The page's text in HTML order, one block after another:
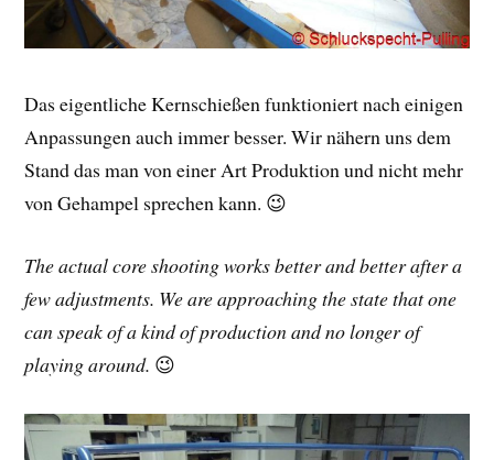
Das eigentliche Kernschießen funktioniert nach einigen
Anpassungen auch immer besser. Wir nähern uns dem
Stand das man von einer Art Produktion und nicht mehr
von Gehampel sprechen kann. 😉
The actual core shooting works better and better after a
few adjustments. We are approaching the state that one
can speak of a kind of production and no longer of
playing around. 😉